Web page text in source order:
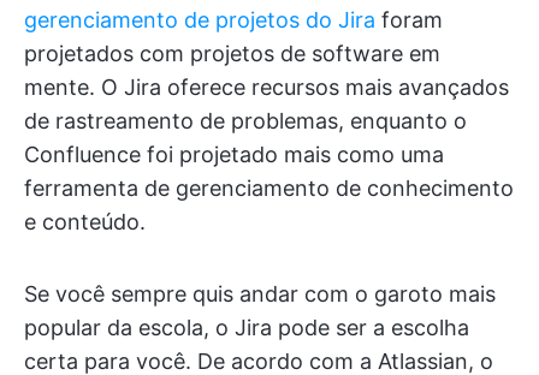
gerenciamento de projetos do Jira foram
projetados com projetos de software em
mente. O Jira oferece recursos mais avançados
de rastreamento de problemas, enquanto o
Confluence foi projetado mais como uma
ferramenta de gerenciamento de conhecimento
e conteúdo.
Se você sempre quis andar com o garoto mais
popular da escola, o Jira pode ser a escolha
certa para você. De acordo com a Atlassian, o